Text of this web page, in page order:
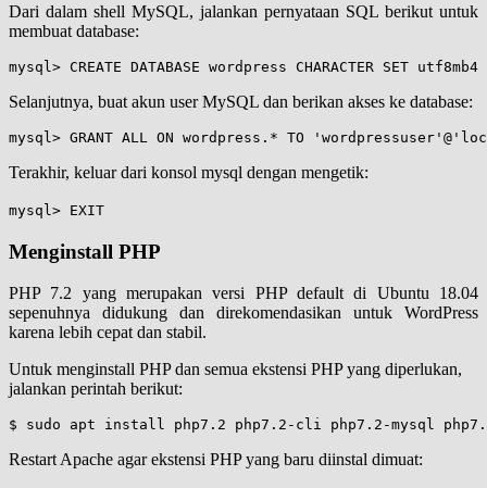
Dari dalam shell MySQL, jalankan pernyataan SQL berikut untuk
membuat database:
mysql> CREATE DATABASE wordpress CHARACTER SET
Selanjutnya, buat akun user MySQL dan berikan akses ke database:
mysql> GRANT ALL ON wordpress.* TO
Terakhir, keluar dari konsol mysql dengan mengetik:
mysql> EXIT
Menginstall PHP
PHP 7.2 yang merupakan versi PHP default di Ubuntu 18.04
sepenuhnya didukung dan direkomendasikan untuk WordPress
karena lebih cepat dan stabil.
Untuk menginstall PHP dan semua ekstensi PHP yang diperlukan,
jalankan perintah berikut:
$ sudo apt install php7.2 php7.2-cli php7.2-mysql
Restart Apache agar ekstensi PHP yang baru diinstal dimuat: